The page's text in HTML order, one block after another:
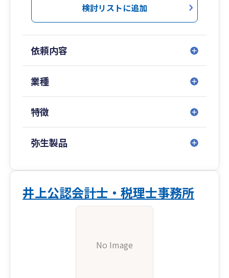
検討リストに追加
依頼内容
業種
特徴
弥生製品
井上公認会計士・税理士事務所
No Image